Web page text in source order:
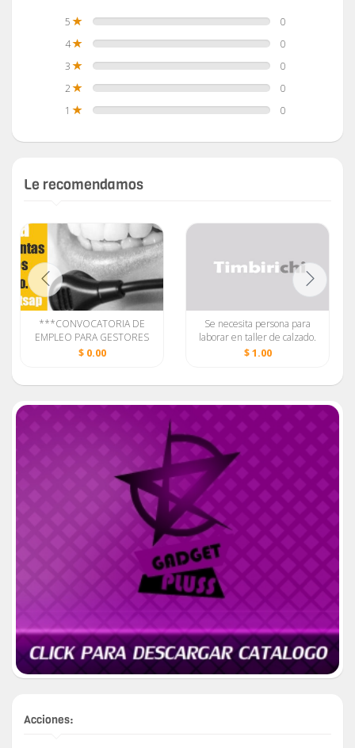
5
0
4
0
3
0
2
0
1
0
Le recomendamos
***CONVOCATORIA DE
EMPLEO PARA GESTORES
DE VENTAS ONLINE***
$ 0.00
Se necesita persona para
laborar en taller de calzado.
$ 1.00
Acciones: